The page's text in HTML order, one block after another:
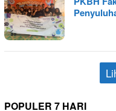
POPULER 7 HARI